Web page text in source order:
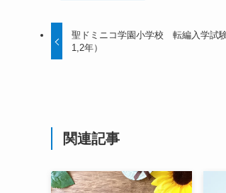
聖ドミニコ学園小学校 転編入学試
1,2年）
関連記事